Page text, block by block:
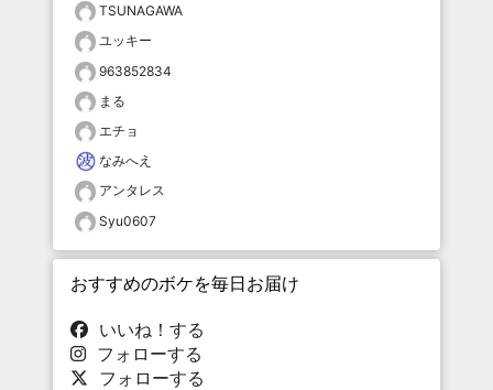
TSUNAGAWA
ユッキー
963852834
まる
エチョ
なみへえ
アンタレス
Syu0607
おすすめのボケを毎日お届け
いいね！する
フォローする
フォローする